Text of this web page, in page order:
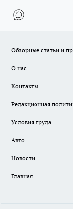
Обзорные статьи и
О нас
Контакты
Редакционная
Условия труда
Авто
Новости
Главная